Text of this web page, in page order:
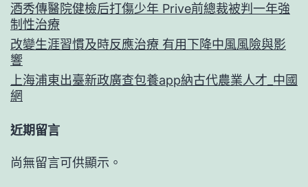
酒秀傳醫院健檢后打傷少年 Prive前總裁被判一年強
制性治療
改變生涯習慣及時反應治療 有用下降中風風險與影
響
上海浦東出臺新政廣查包養app納古代農業人才_中國
網
近期留言
尚無留言可供顯示。